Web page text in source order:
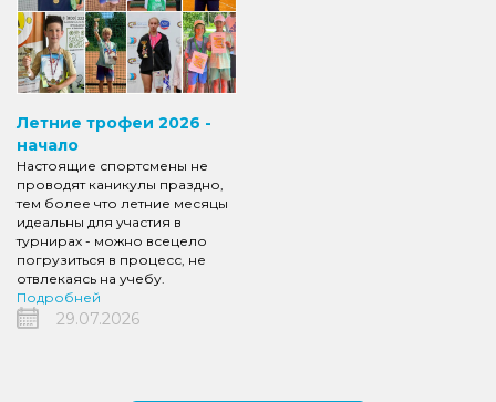
Летние трофеи 2026 -
начало
Настоящие спортсмены не
проводят каникулы праздно,
тем более что летние месяцы
идеальны для участия в
турнирах - можно всецело
погрузиться в процесс, не
отвлекаясь на учебу.
Подробней
29.07.2026